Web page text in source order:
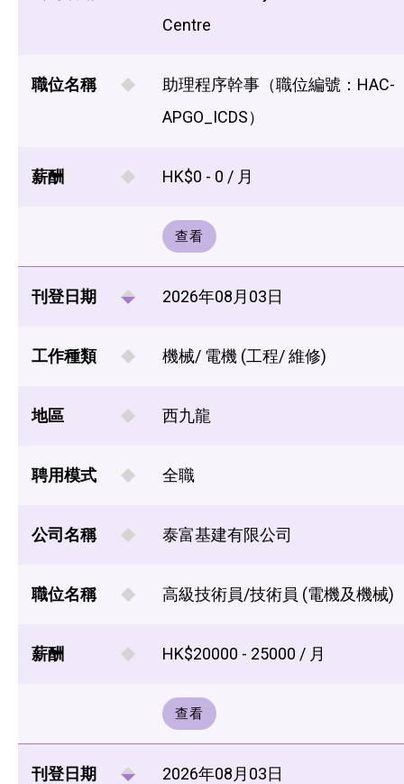
Centre
職位名稱
助理程序幹事（職位編號：HAC-
APGO_ICDS）
薪酬 HK$0 - 0 / 月
查看
刊登日期 2026年08月03日
工作種類 機械/ 電機 (工程/ 維修)
地區 西九龍
聘用模式 全職
公司名稱 泰富基建有限公司
職位名稱 高級技術員/技術員 (電機及機械)
薪酬 HK$20000 - 25000 / 月
查看
刊登日期 2026年08月03日